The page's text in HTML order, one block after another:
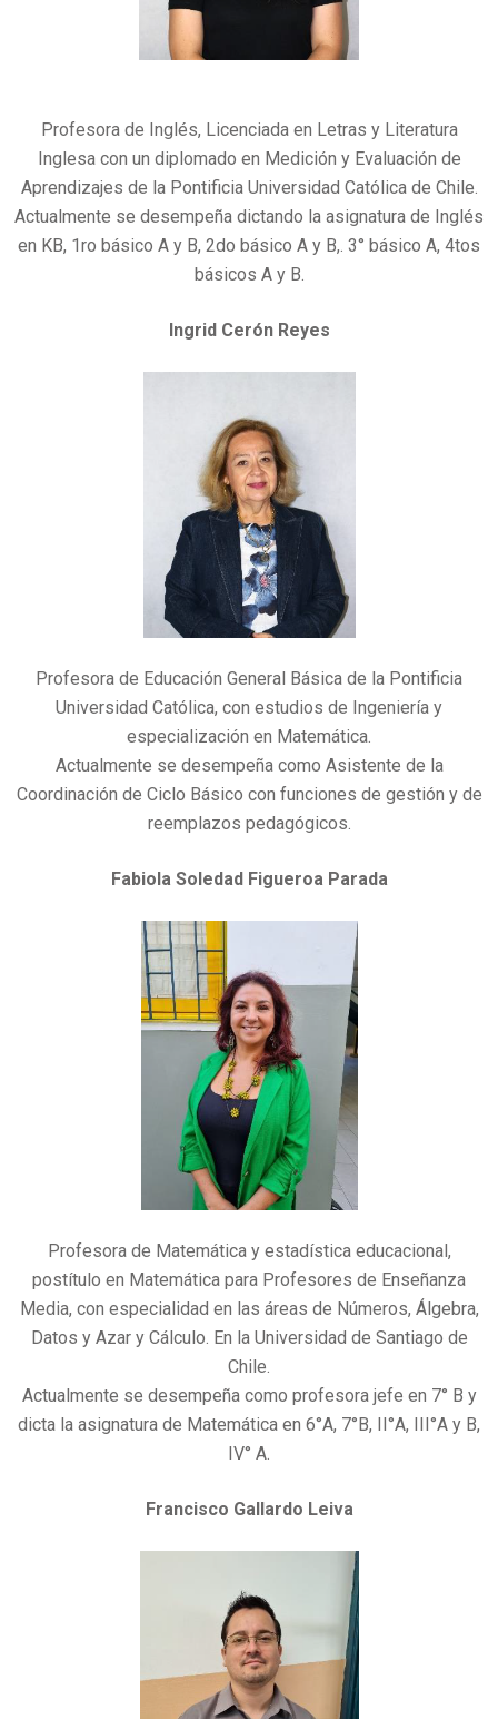
Profesora de Inglés, Licenciada en Letras y Literatura
Inglesa con un diplomado en Medición y Evaluación de
Aprendizajes de la Pontificia Universidad Católica de Chile.
Actualmente se desempeña dictando la asignatura de Inglés
en KB, 1ro básico A y B, 2do básico A y B,. 3° básico A, 4tos
básicos A y B.
Ingrid Cerón Reyes
Profesora de Educación General Básica de la Pontificia
Universidad Católica, con estudios de Ingeniería y
especialización en Matemática.
Actualmente se desempeña como Asistente de la
Coordinación de Ciclo Básico con funciones de gestión y de
reemplazos pedagógicos.
Fabiola Soledad Figueroa Parada
Profesora de Matemática y estadística educacional,
postítulo en Matemática para Profesores de Enseñanza
Media, con especialidad en las áreas de Números, Álgebra,
Datos y Azar y Cálculo. En la Universidad de Santiago de
Chile.
Actualmente se desempeña como profesora jefe en 7° B y
dicta la asignatura de Matemática en 6°A, 7°B, II°A, III°A y B,
IV° A.
Francisco Gallardo Leiva